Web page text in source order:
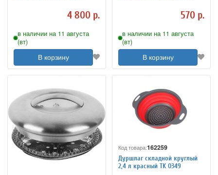
4 800 р.
в наличии на 11 августа
(вт)
В корзину
570 р.
в наличии на 11 августа
(вт)
В корзину
Код товара:162259
Дуршлаг складной круглый
2,4 л красный TK 0349